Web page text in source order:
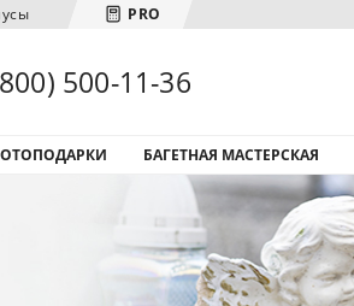
PRO
городов...
500-11-36
БАГЕТНАЯ МАСТЕРСКАЯ